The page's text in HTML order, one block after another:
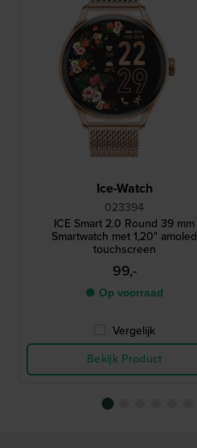
Ice-Watch
023394
ICE Smart 2.0 Round 39 mm
Smartwatch met 1,20" amoled
touchscreen
99,-
● Op voorraad
Vergelijk
Bekijk Product